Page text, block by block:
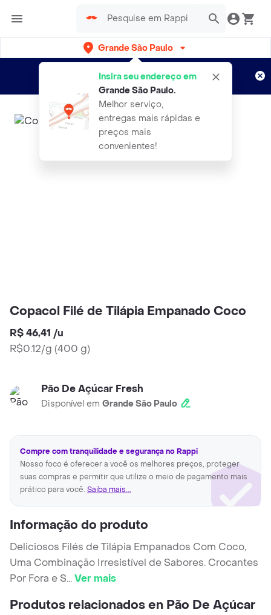
Grande São Paulo
Insira seu endereço em
Grande São Paulo.
Melhor serviço,
entregas mais rápidas e
preços mais
convenientes!
Entregas grátis por 15 dias!
Aplicam T&C
Copacol Filé de Tilápia Empanado Coco
R$ 46,41 /u
R$0.12/g (400 g)
Pão De Açúcar Fresh
Disponível em Grande São Paulo
Compre com tranquilidade e segurança no Rappi
Nosso foco é oferecer a você os melhores preços, proteger
suas compras e permitir que utilize o meio de pagamento mais
prático para você. Saiba mais...
Informação do produto
Deliciosos Filés de Tilápia Empanados Com Coco,
Uma Combinação Irresistível de Sabores. Crocantes
Por Fora e S...Ver mais
Produtos relacionados en Pão De Açúcar